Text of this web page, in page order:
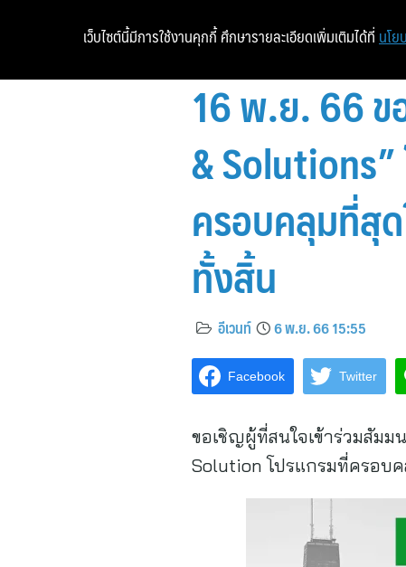
16 พ.ย. 66 ข
& Solutions”
ครอบคลุมที่สุ
ทั้งสิ้น
อีเวนท์ 6 พ.ย. 66 15:55
Facebook Twitter
ขอเชิญผู้ที่สนใจเข้าร่วมสัมม
Solution โปรแกรมที่ครอบ
เว็บไซต์นี้มีการใช้งานคุกกี้ ศึกษารายละเอียดเพิ่มเติมได้ที่ นโย